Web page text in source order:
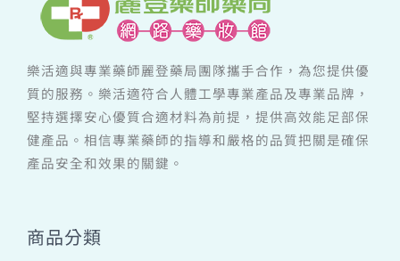
樂活適與專業藥師麗登藥局團隊攜手合作，為您提供優
質的服務。樂活適符合人體工學專業產品及專業品牌，
堅持選擇安心優質合適材料為前提，提供高效能足部保
健產品。相信專業藥師的指導和嚴格的品質把關是確保
產品安全和效果的關鍵。
商品分類